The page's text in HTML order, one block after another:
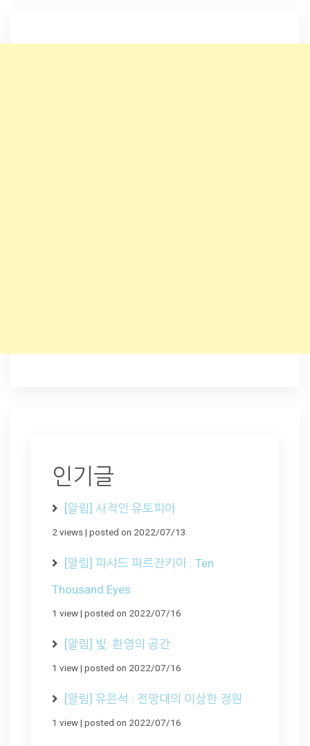
인기글
[알림] 사적인 유토피아
2 views| posted on 2022/07/13
[알림] 파샤드 파르잔키아 : Ten
Thousand Eyes
1 view| posted on 2022/07/16
[알림] 빛: 환영의 공간
1 view| posted on 2022/07/16
[알림] 유은석 : 전망대의 이상한 정원
1 view| posted on 2022/07/16